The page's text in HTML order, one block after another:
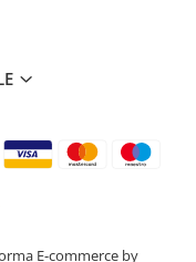
E-commerce by